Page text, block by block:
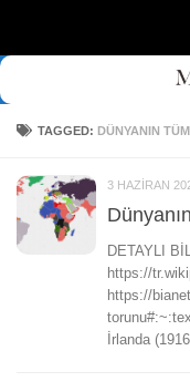
TAGGED: DÜNYANIN
3 HAZIRAN
DETAYLI
https://
https://
İrlanda